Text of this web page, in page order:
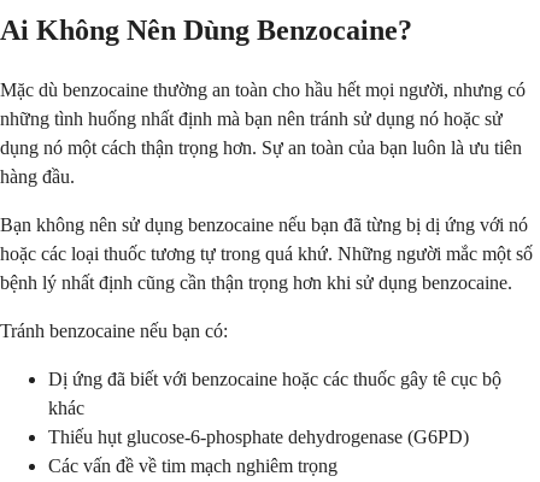
Ai Không Nên Dùng Benzocaine?
Mặc dù benzocaine thường an toàn cho hầu hết mọi người, nhưng có
những tình huống nhất định mà bạn nên tránh sử dụng nó hoặc sử
dụng nó một cách thận trọng hơn. Sự an toàn của bạn luôn là ưu tiên
hàng đầu.
Bạn không nên sử dụng benzocaine nếu bạn đã từng bị dị ứng với nó
hoặc các loại thuốc tương tự trong quá khứ. Những người mắc một số
bệnh lý nhất định cũng cần thận trọng hơn khi sử dụng benzocaine.
Tránh benzocaine nếu bạn có:
Dị ứng đã biết với benzocaine hoặc các thuốc gây tê cục bộ
khác
Thiếu hụt glucose-6-phosphate dehydrogenase (G6PD)
Các vấn đề về tim mạch nghiêm trọng